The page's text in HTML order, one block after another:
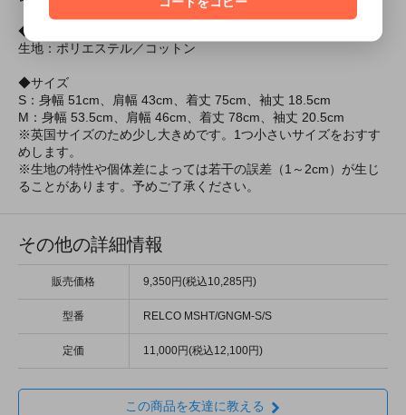
◆素材
生地：ポリエステル／コットン
◆サイズ
S：身幅 51cm、肩幅 43cm、着丈 75cm、袖丈 18.5cm
M：身幅 53.5cm、肩幅 46cm、着丈 78cm、袖丈 20.5cm
※英国サイズのため少し大きめです。1つ小さいサイズをおすす
めします。
※生地の特性や個体差によっては若干の誤差（1～2cm）が生じ
ることがあります。予めご了承ください。
その他の詳細情報
販売価格 9,350円(税込10,285円)
型番 RELCO MSHT/GNGM-S/S
定価 11,000円(税込12,100円)
この商品を友達に教える